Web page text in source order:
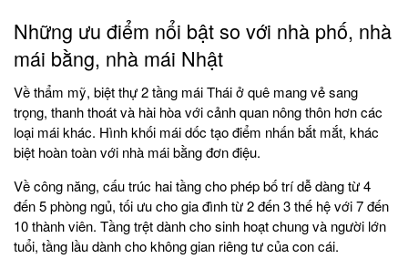
Những ưu điểm nổi bật so với nhà phố, nhà
mái bằng, nhà mái Nhật
Về thẩm mỹ, biệt thự 2 tầng mái Thái ở quê mang vẻ sang
trọng, thanh thoát và hài hòa với cảnh quan nông thôn hơn các
loại mái khác. Hình khối mái dốc tạo điểm nhấn bắt mắt, khác
biệt hoàn toàn với nhà mái bằng đơn điệu.
Về công năng, cấu trúc hai tầng cho phép bố trí dễ dàng từ 4
đến 5 phòng ngủ, tối ưu cho gia đình từ 2 đến 3 thế hệ với 7 đến
10 thành viên. Tầng trệt dành cho sinh hoạt chung và người lớn
tuổi, tầng lầu dành cho không gian riêng tư của con cái.